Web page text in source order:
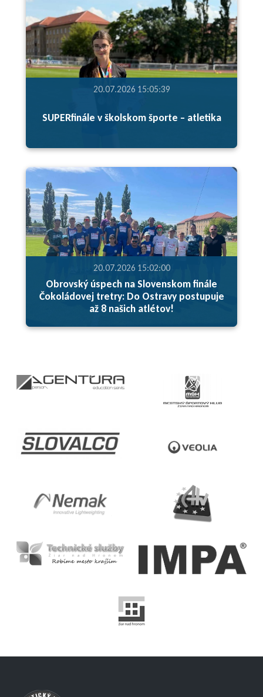
20.07.2026 15:05:39
SUPERfinále v školskom športe – atletika
20.07.2026 15:02:00
Obrovský úspech na Slovenskom finále
Čokoládovej tretry: Do Ostravy postupuje
až 8 našich atlétov!